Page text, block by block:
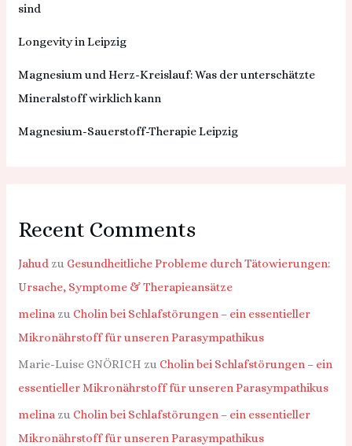
sind
Longevity in Leipzig
Magnesium und Herz-Kreislauf: Was der unterschätzte
Mineralstoff wirklich kann
Magnesium-Sauerstoff-Therapie Leipzig
Recent Comments
Jahud zu Gesundheitliche Probleme durch Tätowierungen:
Ursache, Symptome & Therapieansätze
melina zu Cholin bei Schlafstörungen – ein essentieller
Mikronährstoff für unseren Parasympathikus
Marie-Luise GNÖRICH zu Cholin bei Schlafstörungen – ein
essentieller Mikronährstoff für unseren Parasympathikus
melina zu Cholin bei Schlafstörungen – ein essentieller
Mikronährstoff für unseren Parasympathikus